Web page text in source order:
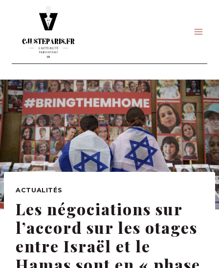
ACTUALITÉS
Les négociations sur
l’accord sur les otages
entre Israël et le